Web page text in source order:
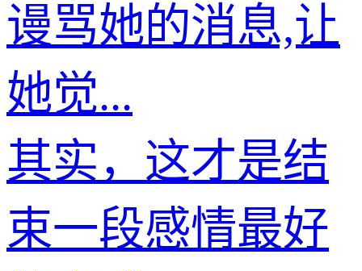
谩骂她的消息,让
她觉...
其实，这才是结
束一段感情最好